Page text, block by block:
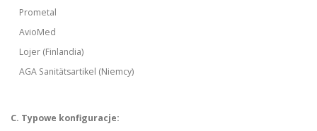
Prometal
AvioMed
Lojer (Finlandia)
AGA Sanitätsartikel (Niemcy)
C. Typowe konfiguracje: